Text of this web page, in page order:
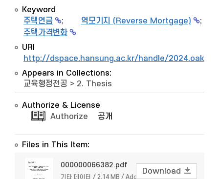
Keyword
주택연금
; 역모기지 (Reverse Mortgage)
;
주택가격변화
URI
http://dspace.hansung.ac.kr/handle/2024.oak/
Appears in Collections:
교육행정전공 > 2. Thesis
Authorize & License
Authorize
공개
Files in This Item:
000000066382.pdf
기타 데이터 / 2.14 MB / Adobe PDF
Download